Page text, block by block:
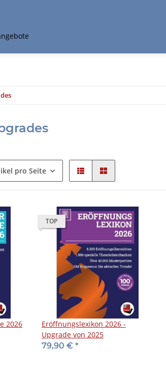
pro Seite
2026
TOP
Eröffnungslexikon 2026 -
Upgrade von 2025
79,90 € *